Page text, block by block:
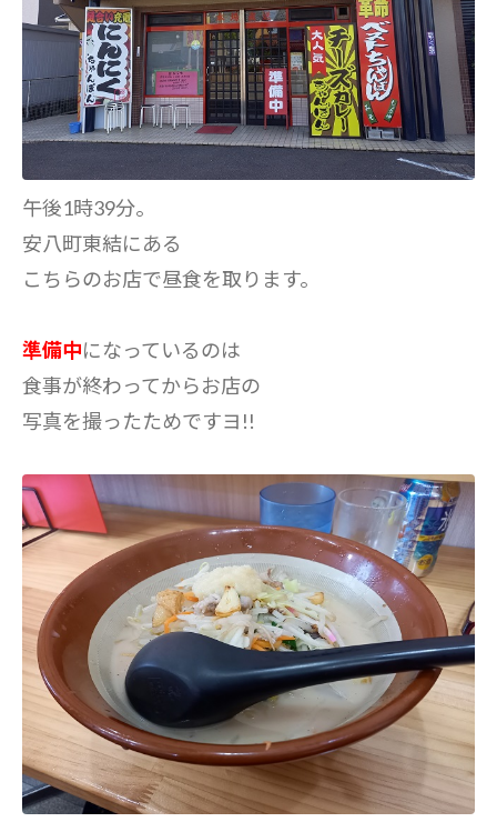
午後1時39分。
安八町東結にある
こちらのお店で昼食を取ります。
準備中になっているのは
食事が終わってからお店の
写真を撮ったためですヨ!!